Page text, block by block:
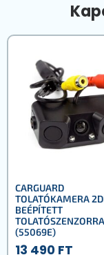
CARGUARD
TOLATÓKAMERA
BEÉPÍTETT
(55069E)
13 490 FT